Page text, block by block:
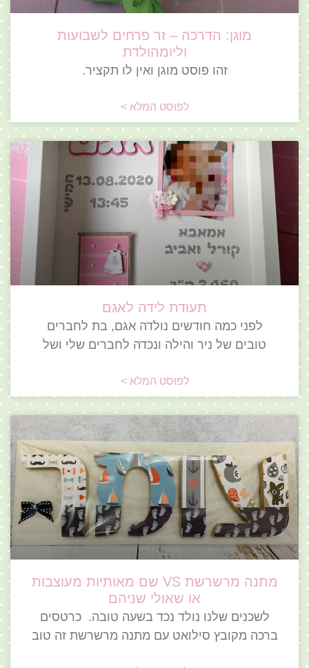
מוגן: הדרכה – זר פרחים לשבועות
וליומהולדת
זהו פוסט מוגן ואין לו תקציר.
לפוסט המלא >
תעודת לידה לאגם
לפני כמה חודשים נולדה אגם, בת לחברים
טובים של ניר והילה ונכדה לחברים שלי ושל
לפוסט המלא >
מתנה מרשרשת VS שם מאותיות מעוצבות
או שאולי שניהם
לשכנים שלנו נולד נכד בשעה טובה. כרטסים
ברכה מקובץ סילואט עם מתנה מרשרשת זה טוב